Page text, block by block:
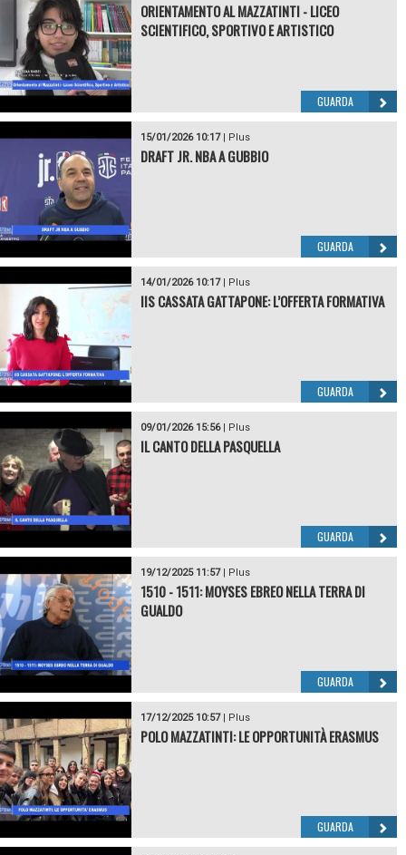
ORIENTAMENTO AL MAZZATINTI - LICEO
SCIENTIFICO, SPORTIVO E ARTISTICO
GUARDA
15/01/2026 10:17| Plus
DRAFT JR. NBA A GUBBIO
GUARDA
14/01/2026 10:17| Plus
IIS CASSATA GATTAPONE: L’OFFERTA FORMATIVA
GUARDA
09/01/2026 15:56| Plus
IL CANTO DELLA PASQUELLA
GUARDA
19/12/2025 11:57| Plus
1510 - 1511: MOYSES EBREO NELLA TERRA DI
GUALDO
GUARDA
17/12/2025 10:57| Plus
POLO MAZZATINTI: LE OPPORTUNITÀ ERASMUS
GUARDA